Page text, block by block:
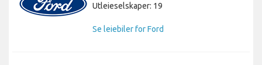
Utleieselskaper: 19
Se leiebiler for Ford